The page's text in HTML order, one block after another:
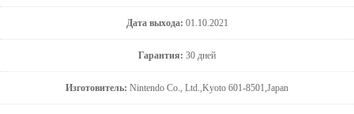
Дата выхода: 01.10.2021
Гарантия: 30 дней
Изготовитель: Nintendo Co., Ltd.,Kyoto 601-8501,Japan